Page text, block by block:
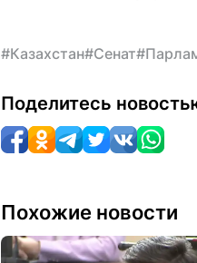
#Казахстан#Сенат
Поделитесь
Похожие новости